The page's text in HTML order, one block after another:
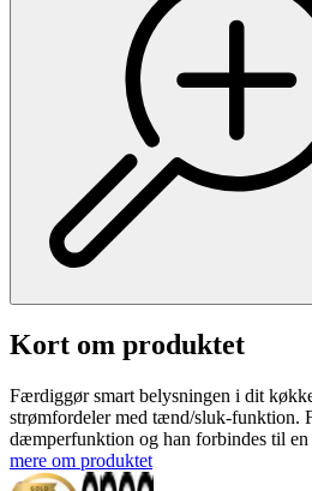
Kort om produktet
Færdiggør smart belysningen i dit
strømfordeler med tænd/sluk-funktion.
dæmperfunktion og han forbindes til
mere om produktet